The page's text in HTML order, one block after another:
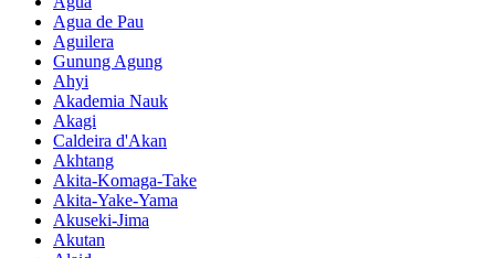
Agua de Pau
Aguilera
Gunung Agung
Ahyi
Akademia Nauk
Akagi
Caldeira d'Akan
Akhtang
Akita-Komaga-Take
Akita-Yake-Yama
Akuseki-Jima
Akutan